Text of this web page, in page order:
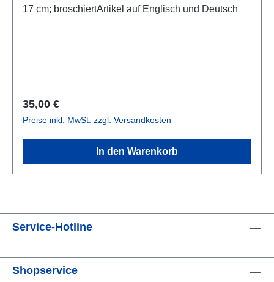
17 cm; broschiertArtikel auf Englisch und Deutsch
Regulärer Preis:
35,00 €
Preise inkl. MwSt. zzgl. Versandkosten
In den Warenkorb
Service-Hotline
Shopservice